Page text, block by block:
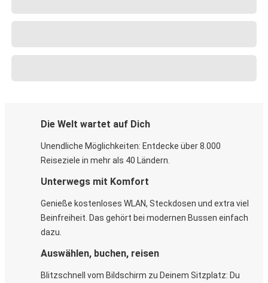
Die Welt wartet auf Dich
Unendliche Möglichkeiten: Entdecke über 8.000
Reiseziele in mehr als 40 Ländern.
Unterwegs mit Komfort
Genieße kostenloses WLAN, Steckdosen und extra viel
Beinfreiheit. Das gehört bei modernen Bussen einfach
dazu.
Auswählen, buchen, reisen
Blitzschnell vom Bildschirm zu Deinem Sitzplatz: Du